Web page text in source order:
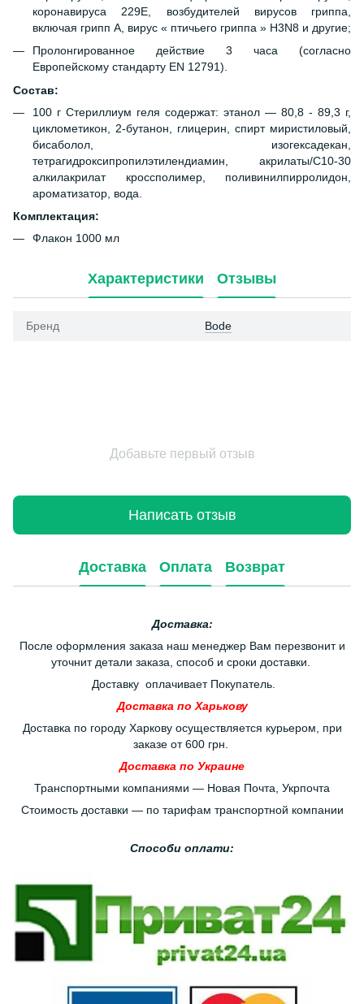
коронавируса 229Е, возбудителей вирусов гриппа,
включая грипп А, вирус « птичьего гриппа » Н3N8 и другие;
Пролонгированное действие 3 часа (согласно
Европейскому стандарту EN 12791).
Состав:
100 г Стериллиум геля содержат: этанол — 80,8 - 89,3 г,
циклометикон, 2-бутанон, глицерин, спирт миристиловый,
бисаболол, изогексадекан,
тетрагидроксипропилэтилендиамин, акрилаты/С10-30
алкилакрилат кроссполимер, поливинилпирролидон,
ароматизатор, вода.
Комплектация:
Флакон 1000 мл
Характеристики Отзывы
Бренд Bode
Добавьте первый отзыв
Написать отзыв
Доставка Оплата Возврат
Доставка:
После оформления заказа наш менеджер Вам перезвонит и
уточнит детали заказа, способ и сроки доставки.
Доставку оплачивает Покупатель.
Доставка по Харькову
Доставка по городу Харкову осуществляется курьером, при
заказе от 600 грн.
Доставка по Украине
Транспортными компаниями — Новая Почта, Укрпочта
Стоимость доставки — по тарифам транспортной компании
Способи оплати: